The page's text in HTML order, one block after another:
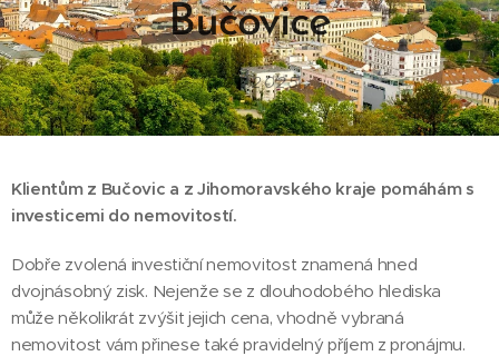
Bučovice
16.02.2025
Klientům z Bučovic a z Jihomoravského kraje pomáhám s
investicemi do nemovitostí.
Dobře zvolená investiční nemovitost znamená hned
dvojnásobný zisk. Nejenže se z dlouhodobého hlediska
může několikrát zvýšit jejich cena, vhodně vybraná
nemovitost vám přinese také pravidelný příjem z pronájmu.